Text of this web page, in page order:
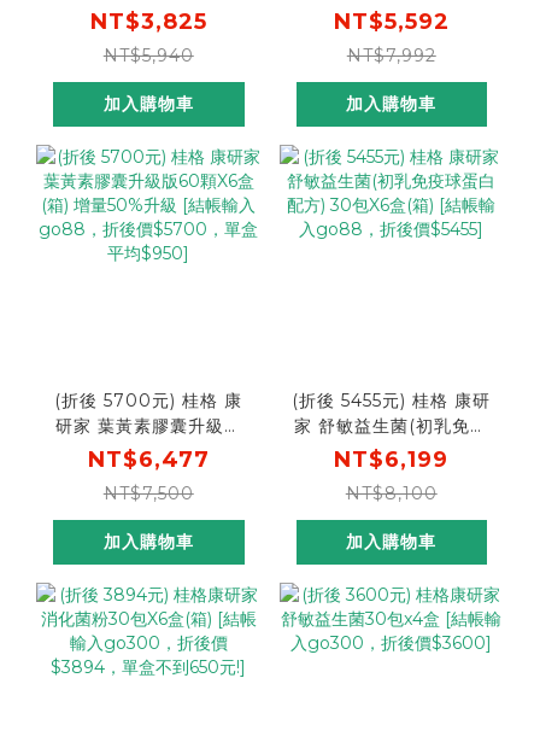
X3盒 DHA天王!日本製造
[輸碼go300再折
$300，折後價$3525]
NT$3,825
NT$5,940
加入購物車
[結帳輸入go88，折後價
$4921]
NT$5,592
NT$7,992
加入購物車
(折後 5700元) 桂格 康
研家 葉黃素膠囊升級版
60顆X6盒(箱) 增量50%
升級 [結帳輸入go88，
折後價$5700，單盒平均
$950]
NT$6,477
NT$7,500
加入購物車
(折後 5455元) 桂格 康研
家 舒敏益生菌(初乳免疫
球蛋白配方) 30包X6盒
(箱) [結帳輸入go88，折
後價$5455]
NT$6,199
NT$8,100
加入購物車